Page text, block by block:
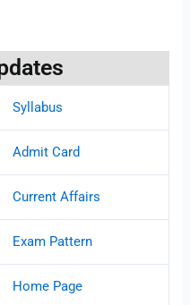
Syllabus
Admit Card
Current Affairs
Exam Pattern
Home Page